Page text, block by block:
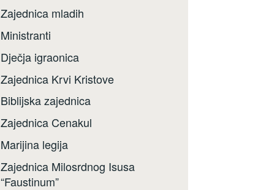
Zajednica mladih
Ministranti
Dječja igraonica
Zajednica Krvi Kristove
Biblijska zajednica
Zajednica Cenakul
Marijina legija
Zajednica Milosrdnog Isusa
“Faustinum”